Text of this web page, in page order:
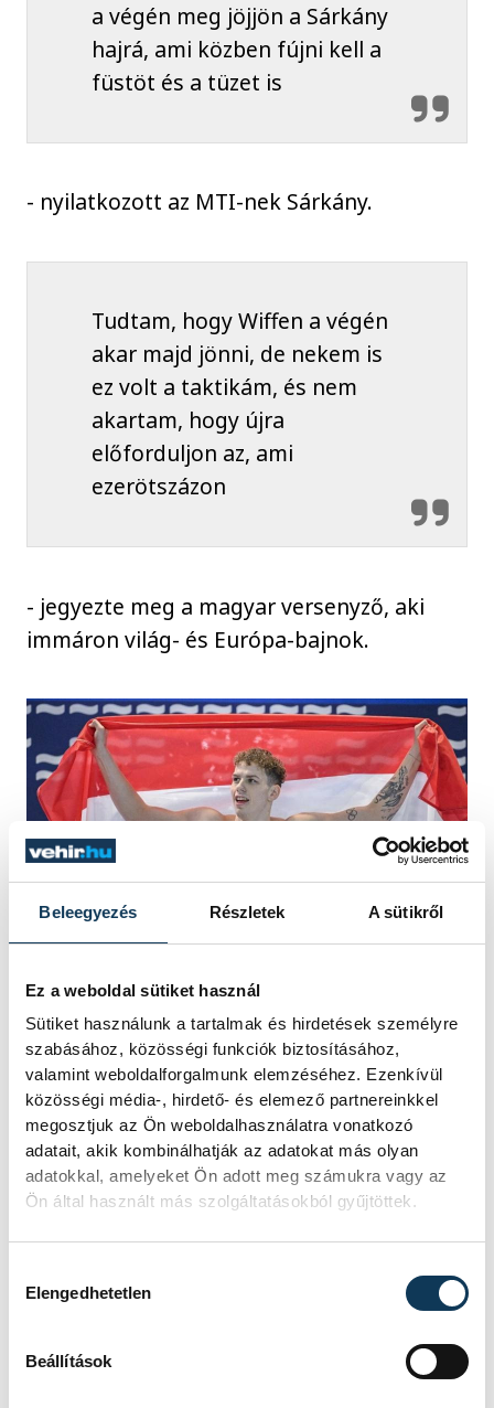
Beleegyezés Részletek A sütikről
Ez a weboldal sütiket használ
Sütiket használunk a tartalmak és hirdetések személyre
szabásához, közösségi funkciók biztosításához,
valamint weboldalforgalmunk elemzéséhez. Ezenkívül
közösségi média-, hirdető- és elemező partnereinkkel
megosztjuk az Ön weboldalhasználatra vonatkozó
adatait, akik kombinálhatják az adatokat más olyan
adatokkal, amelyeket Ön adott meg számukra vagy az
Ön által használt más szolgáltatásokból gyűjtöttek.
Elengedhetetlen
Beállítások
a végén meg jöjjön a Sárkány
hajrá, ami közben fújni kell a
füstöt és a tüzet is
- nyilatkozott az MTI-nek Sárkány.
Tudtam, hogy Wiffen a végén
akar majd jönni, de nekem is
ez volt a taktikám, és nem
akartam, hogy újra
előforduljon az, ami
ezerötszázon
- jegyezte meg a magyar versenyző, aki
immáron világ- és Európa-bajnok.
méteres gyorsúszás döntője után a
rövidpályás úszó Európa-bajnokságon a
lengyelországi Lublinban 2025. december
6-án. MTI/Bodnár Boglárka
rövidpályán. Remélhetőleg
nagymedencében is meg fog